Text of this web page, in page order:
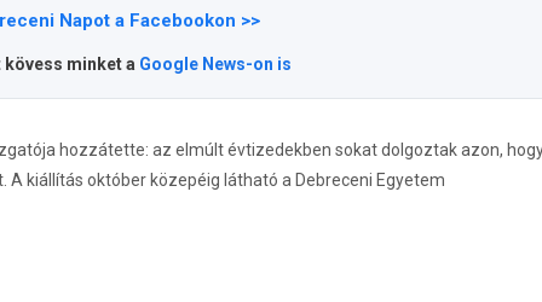
Napot a Facebookon >>
minket a Google News-on is
hozzátette: az elmúlt évtizedekben sokat dolgoztak azon,
kiállítás október közepéig látható a Debreceni Egyetem